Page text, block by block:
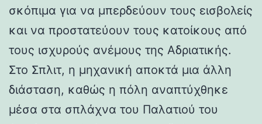
σκόπιμα για να μπερδεύουν τους εισβολείς
και να προστατεύουν τους κατοίκους από
τους ισχυρούς ανέμους της Αδριατικής.
Στο Σπλιτ, η μηχανική αποκτά μια άλλη
διάσταση, καθώς η πόλη αναπτύχθηκε
μέσα στα σπλάχνα του Παλατιού του